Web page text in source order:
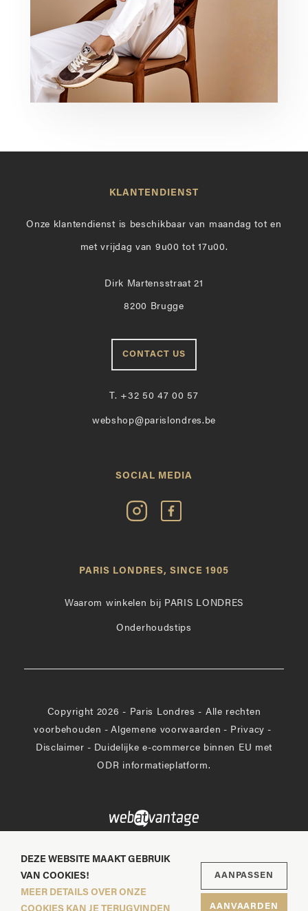
KLANTENDIENST
Onze klantendienst is beschikbaar van maandag tot en
met vrijdag van 9u00 tot 17u00.
Dirk Martensstraat 21
8200 Brugge
CONTACT US
T. +32 50 47 00 57
webshop@parislondres.be
SOCIAL MEDIA
Volg
Paris
Instagram
Vind
op
PARIS LONDRES, SINCE 1905
Waarom winkelen bij PARIS LONDRES
Onderhoudstips
Copyright 2026 - Paris Londres - Alle rechten
voorbehouden - Algemene voorwaarden - Privacy -
Disclaimer - Duidelijke e-commerce binnen EU met
ODR informatieplatform.
DEZE WEBSITE MAAKT GEBRUIK
VAN COOKIES!
MEER DETAILS OVER ONZE
AANPASSEN
AANVAARDEN